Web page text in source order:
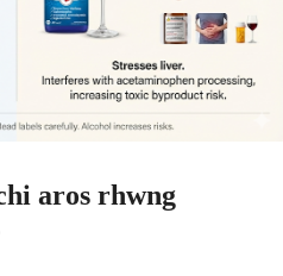
aros rhwng